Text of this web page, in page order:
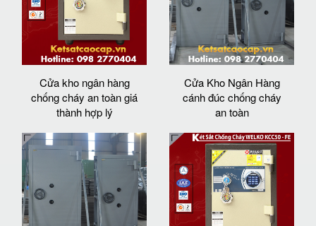
Cửa kho ngân hàng
chống cháy an toàn giá
thành hợp lý
Cửa Kho Ngân Hàng
cánh đúc chống cháy
an toàn